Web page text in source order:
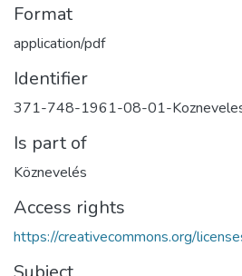
Format
application/pdf
Identifier
371-748-1961-08-01-
Is part of
Köznevelés
Access rights
https://creativecommons.org/